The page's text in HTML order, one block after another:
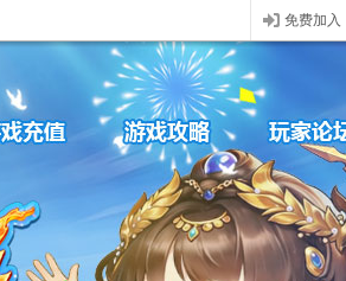
免费加入